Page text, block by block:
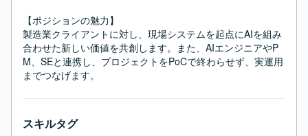
【ポジションの魅力】
製造業クライアントに対し、現場システムを起点にAIを組み
合わせた新しい価値を共創します。また、AIエンジニアやP
M、SEと連携し、プロジェクトをPoCで終わらせず、実運用
までつなげます。
スキルタグ